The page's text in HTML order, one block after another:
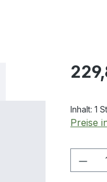
Inhalt: 1
Preise